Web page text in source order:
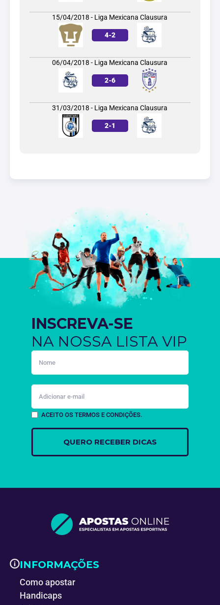
15/04/2018 - Liga Mexicana Clausura
4-2
06/04/2018 - Liga Mexicana Clausura
2-6
31/03/2018 - Liga Mexicana Clausura
2-1
INSCREVA-SE
NA NOSSA LISTA VIP
ACEITO OS TERMOS E CONDIÇÕES.
INFORMAÇÕES
Como apostar
Handicaps